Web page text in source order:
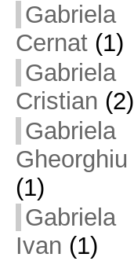
Gabriela
Cernat(1)
Gabriela
Cristian (2)
Gabriela
Gheorghiu
(1)
Gabriela
Ivan (1)